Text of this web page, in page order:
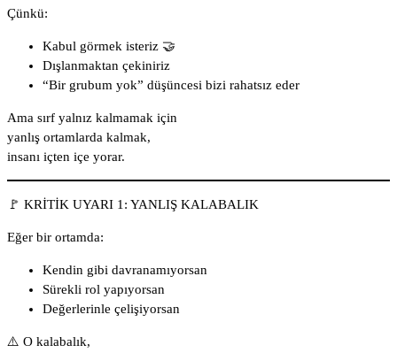
Çünkü:
Kabul görmek isteriz 🤝
Dışlanmaktan çekiniriz
“Bir grubum yok” düşüncesi bizi rahatsız eder
Ama sırf yalnız kalmamak için
yanlış ortamlarda kalmak,
insanı içten içe yorar.
🚩 KRİTİK UYARI 1: YANLIŞ KALABALIK
Eğer bir ortamda:
Kendin gibi davranamıyorsan
Sürekli rol yapıyorsan
Değerlerinle çelişiyorsan
⚠️ O kalabalık,